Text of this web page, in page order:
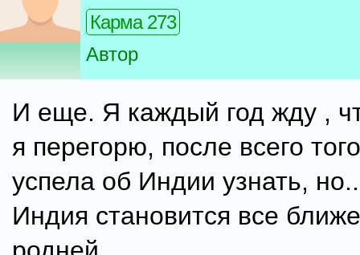
Карма 273
Автор
И еще. Я каждый год жду ,
я перегорю, после всего
успела об Индии узнать,
Индия становится все